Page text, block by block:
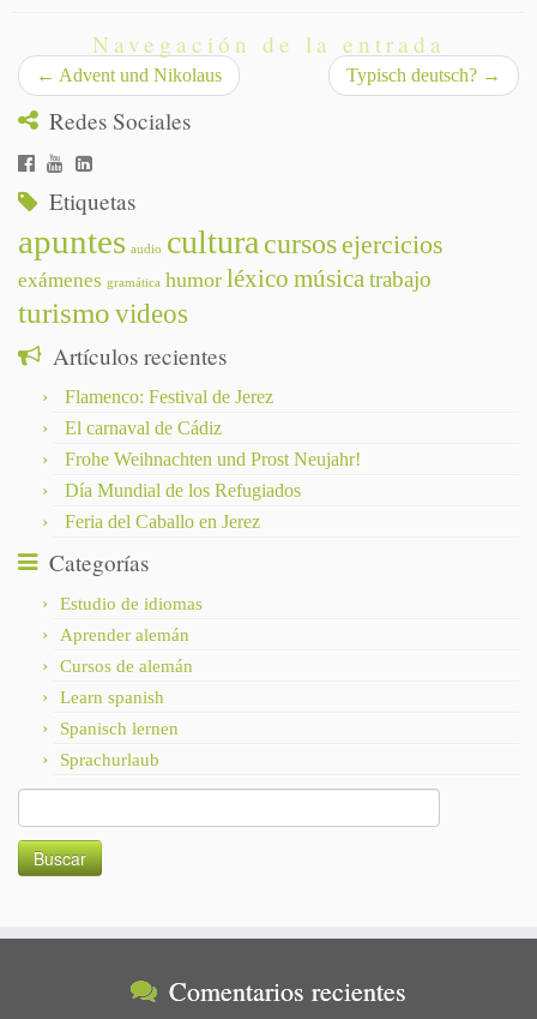
Navegación de la entrada
← Advent und Nikolaus Typisch deutsch? →
Redes Sociales
Etiquetas
apuntes audio cultura cursos ejercicios
exámenes gramática humor léxico músicatrabajo
turismo videos
Artículos recientes
Flamenco: Festival de Jerez
El carnaval de Cádiz
Frohe Weihnachten und Prost Neujahr!
Día Mundial de los Refugiados
Feria del Caballo en Jerez
Categorías
Estudio de idiomas
Aprender alemán
Cursos de alemán
Learn spanish
Spanisch lernen
Sprachurlaub
Comentarios recientes